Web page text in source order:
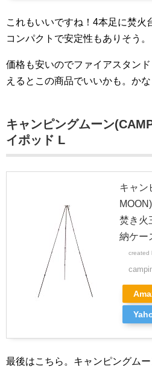
これもいいですね！4本足に焚火
コンパクトで安定性もありそう。
価格も安いのでファイアスタン
えるとこの商品でいいかも。かな
キャンピングムーン
イポッド L
キャン
焚き火
納ケー
created
最後はこちら。キャンピングム